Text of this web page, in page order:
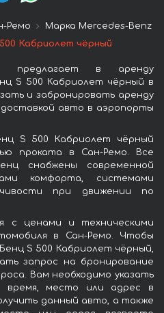
Ремо
Марка Mercedes-Benz
Кабриолет чёрный
предлагает в аренду
S 500 Кабриолет чёрный в
и забронировать аренду
авто в аэропорты
S 500 Кабриолет чёрный
проката в Сан-Ремо. Все
снабжены современной
комфорта, системами
при движении по
с ценами и техническими
в Сан-Ремо. Чтобы
S 500 Кабриолет чёрный,
запрос на бронирование
Вам необходимо указать
место или адрес в
данный авто, а также